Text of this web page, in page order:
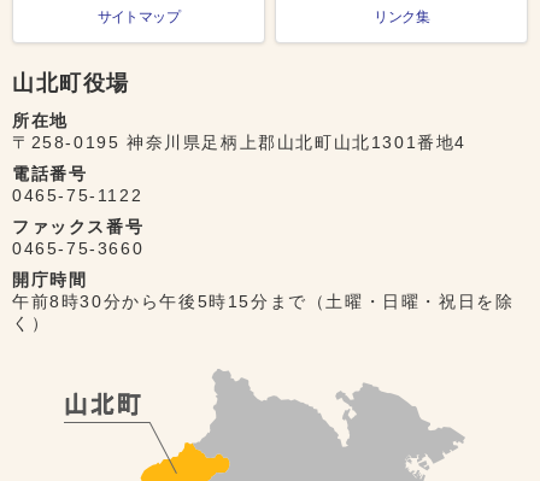
サイトマップ リンク集
山北町役場
所在地
〒258-0195 神奈川県足柄上郡山北町山北1301番地4
電話番号
0465-75-1122
ファックス番号
0465-75-3660
開庁時間
午前8時30分から午後5時15分まで（土曜・日曜・祝日を除
く）